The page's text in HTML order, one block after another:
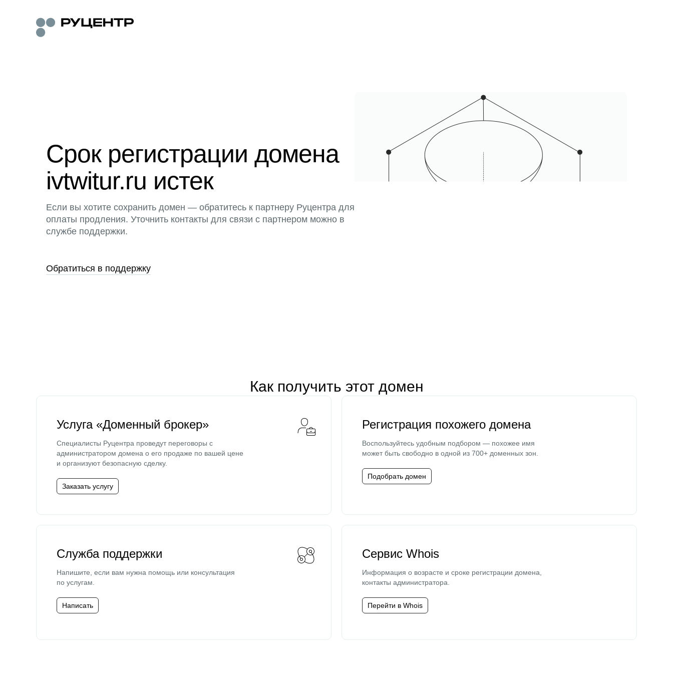
Срок регистрации домена
ivtwitur.ru истек
Если вы хотите сохранить домен — обратитесь к партнеру Руцентра для
оплаты продления. Уточнить контакты для связи с партнером можно в
службе поддержки.
Обратиться в поддержку
Как получить этот домен
Услуга «Доменный брокер»
Специалисты Руцентра проведут переговоры с
администратором домена о его продаже по вашей цене
и организуют безопасную сделку.
Заказать услугу
Регистрация похожего домена
Воспользуйтесь удобным подбором — похожее имя
может быть свободно в одной из 700+ доменных зон.
Подобрать домен
Служба поддержки
Напишите, если вам нужна помощь или консультация
по услугам.
Написать
Сервис Whois
Информация о возрасте и сроке регистрации домена,
контакты администратора.
Перейти в Whois